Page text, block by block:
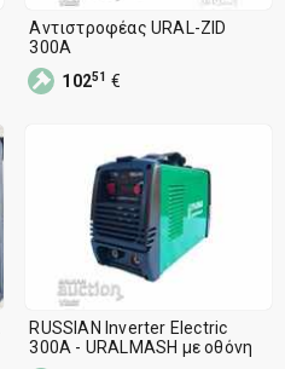
Αντιστροφέας URAL-ZID
300A
10251 €
RUSSIAN Inverter Electric
300A - URALMASH με οθόνη